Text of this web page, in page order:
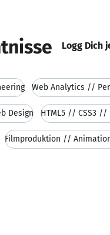
Logg Dich
Web Analytics //
Design HTML5 // CSS3 //
Filmproduktion //